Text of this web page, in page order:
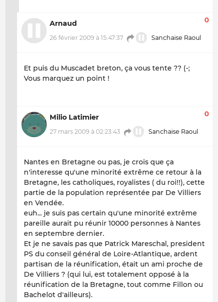
Arnaud
26 février 2009 à 15:47:37 Sanchaise Raoul
0
Et puis du Muscadet breton, ça vous tente ?? (-;
Vous marquez un point !
Milio Latimier
27 mars 2009 à 02:23:43 Sanchaise Raoul
0
Nantes en Bretagne ou pas, je crois que ça
n'interesse qu'une minorité extrême ce retour à la
Bretagne, les catholiques, royalistes ( du roi!!), cette
partie de la population représentée par De Villiers
en Vendée.
euh... je suis pas certain qu'une minorité extrême
pareille aurait pu réunir 10000 personnes à Nantes
en septembre dernier.
Et je ne savais pas que Patrick Mareschal, president
PS du conseil général de Loire-Atlantique, ardent
partisan de la réunification, était un ami proche de
De Villiers ? (qui lui, est totalement opposé à la
réunification de la Bretagne, tout comme Fillon ou
Bachelot d'ailleurs).